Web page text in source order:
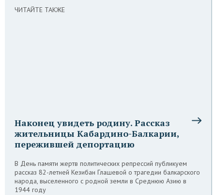
ЧИТАЙТЕ ТАКЖЕ
Наконец увидеть родину. Рассказ
жительницы Кабардино-Балкарии,
пережившей депортацию
В День памяти жертв политических репрессий публикуем
рассказ 82-летней Кезибан Глашевой о трагедии балкарского
народа, выселенного с родной земли в Среднюю Азию в
1944 году